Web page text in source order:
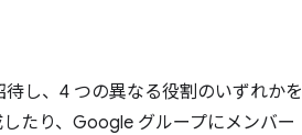
し、4 つの異なる役割のいずれかを
たり、Google グループにメンバー